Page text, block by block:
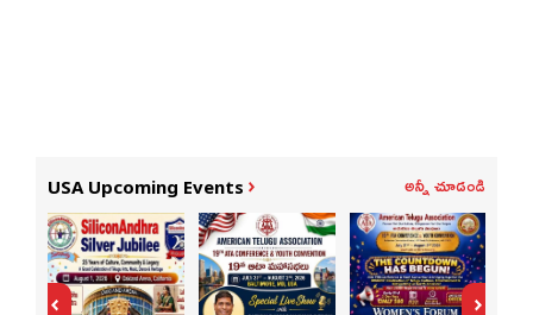
USA Upcoming Events అన్నీ చూడండి